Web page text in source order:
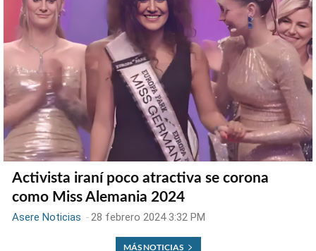
Activista iraní poco atractiva se corona
como Miss Alemania 2024
Asere Noticias - 28 febrero 2024 3:32 PM
MÁS NOTICIAS